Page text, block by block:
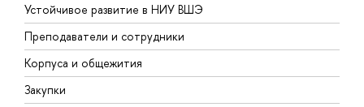
Устойчивое развитие в НИУ ВШЭ
Преподаватели и сотрудники
Корпуса и общежития
Закупки